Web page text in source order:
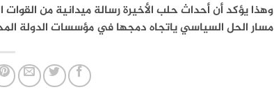
وهذا يؤكد أن أحداث حلب الأخيرة رسالة ميدانية من
مسار الحل السياسي ياتجاه دمجها في مؤسسات الدولة